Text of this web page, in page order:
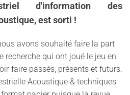
d'information des
est sorti !
avons souhaité faire la part
recherche qui ont joué le jeu en
faire passés, présents et futurs.
Acoustique & techniques